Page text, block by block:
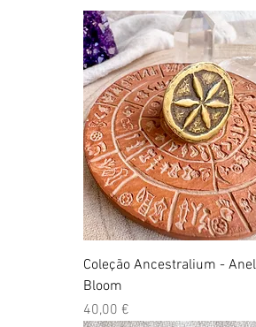
Coleção Ancestralium -
Bloom
Preço
40,00 €